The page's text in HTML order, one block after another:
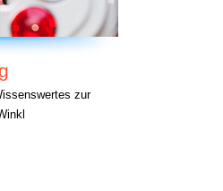
zur